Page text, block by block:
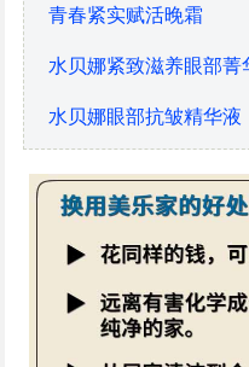
青春紧实赋活晚霜
水贝娜紧致滋养眼部菁
水贝娜眼部抗皱精华液